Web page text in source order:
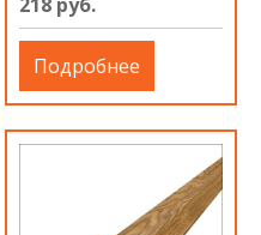
Подробнее